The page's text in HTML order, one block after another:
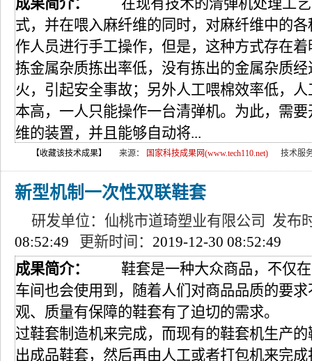
成果简介：
在现有技术的清弹机处理工艺
式，并在喂入麻纤维的同时，对麻纤维中的
作人员进行手工操作，但是，这种方式存在
拣金属杂质拣出率低，没有拣出的金属杂质
火，引起安全事故；另外人工喂棉效率低，
本高，一人只能操作一台清弹机。为此，需
维的装置，并且能够自动将...
【收藏该技术成果】 来源： 国家科技成果网(www.tech110.net) 技术服
新型机制一次性双联鞋套
研发单位：仙桃市道琦塑业有限公司 发布
08:52:49
更新时间： 2019-12-30 08:52:49
成果简介：
鞋套是一种大众商品，不仅在
车间也会使用到，随着人们对商品品质的要
观、质量有保障的鞋套有了迫切的需求。
过鞋套制造机来完成，而现有的鞋套机生产
出成品鞋套，然后再由人工或者打包机来完